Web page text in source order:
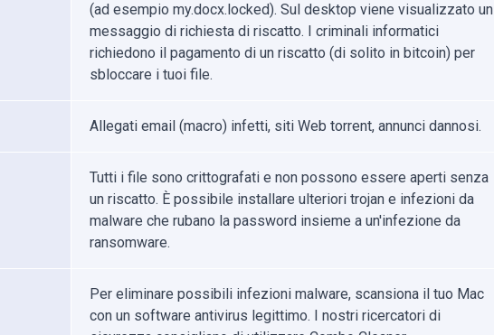
(ad esempio my.docx.locked). Sul desktop viene visualizzato un
messaggio di richiesta di riscatto. I criminali informatici
richiedono il pagamento di un riscatto (di solito in bitcoin) per
sbloccare i tuoi file.
Allegati email (macro) infetti, siti Web torrent, annunci dannosi.
Tutti i file sono crittografati e non possono essere aperti senza
un riscatto. È possibile installare ulteriori trojan e infezioni da
malware che rubano la password insieme a un'infezione da
ransomware.
Per eliminare possibili infezioni malware, scansiona il tuo Mac
con un software antivirus legittimo. I nostri ricercatori di